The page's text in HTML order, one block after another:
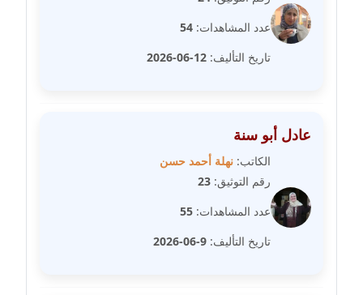
مدونة شادي الربابعة
عاملة
مدونة شريف ابراهيم
عاملة
مدونة شيماء الجمل
عاملة
عدد المشاهدات: 54
تاريخ التأليف: 12-06-2026
عادل أبو سنة
الكاتب: نهلة أحمد حسن
رقم التوثيق: 23
عدد المشاهدات: 55
تاريخ التأليف: 9-06-2026